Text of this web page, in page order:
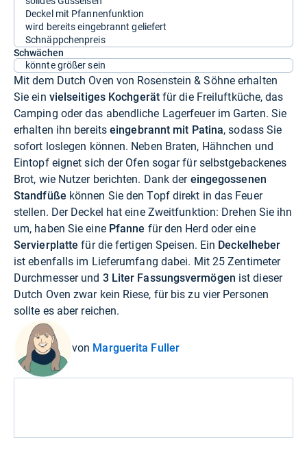
Deckel mit Pfannenfunktion
wird bereits eingebrannt geliefert
Schnäppchenpreis
Schwächen
könnte größer sein
Mit dem Dutch Oven von Rosenstein & Söhne erhalten
Sie ein vielseitiges Kochgerätfür die Freiluftküche, das
Camping oder das abendliche Lagerfeuer im Garten. Sie
erhalten ihn bereitseingebrannt mit Patina, sodass Sie
sofort loslegen können. Neben Braten, Hähnchen und
Eintopf eignet sich der Ofen sogar für selbstgebackenes
Brot, wie Nutzer berichten. Dank der eingegossenen
Standfüße können Sie den Topf direkt in das Feuer
stellen. Der Deckel hat eine Zweitfunktion: Drehen Sie ihn
um, haben Sie eine Pfanne für den Herd oder eine
Servierplatte für die fertigen Speisen. Ein Deckelheber
ist ebenfalls im Lieferumfang dabei. Mit 25 Zentimeter
Durchmesser und 3 Liter Fassungsvermögen ist dieser
Dutch Oven zwar kein Riese, für bis zu vier Personen
sollte es aber reichen.
von Marguerita Fuller